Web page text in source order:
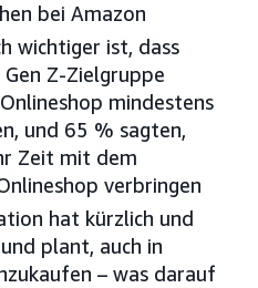
bei Amazon
wichtiger ist, dass
Z-Zielgruppe
mindestens
und 65 % sagten,
Zeit mit dem
verbringen
hat kürzlich und
plant, auch in
– was darauf